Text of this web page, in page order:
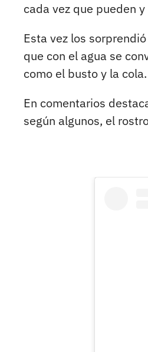
cada vez que pueden
Esta vez los
que con el agua se
como el busto y la cola.
En comentarios
según algunos, el